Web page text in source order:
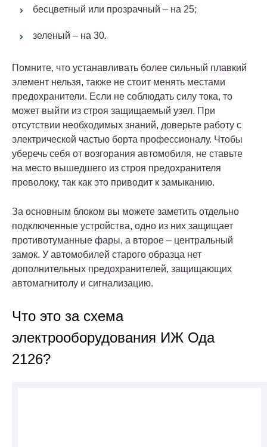
бесцветный или прозрачный – на 25;
зеленый – на 30.
Помните, что устанавливать более сильный плавкий
элемент нельзя, также не стоит менять местами
предохранители. Если не соблюдать силу тока, то
может выйти из строя защищаемый узел. При
отсутствии необходимых знаний, доверьте работу с
электрической частью борта профессионалу. Чтобы
уберечь себя от возгорания автомобиля, не ставьте
на место вышедшего из строя предохранителя
проволоку, так как это приводит к замыканию.
За основным блоком вы можете заметить отдельно
подключенные устройства, одно из них защищает
противотуманные фары, а второе – центральный
замок. У автомобилей старого образца нет
дополнительных предохранителей, защищающих
автомагнитолу и сигнализацию.
Что это за схема
электрооборудования ИЖ Ода
2126?